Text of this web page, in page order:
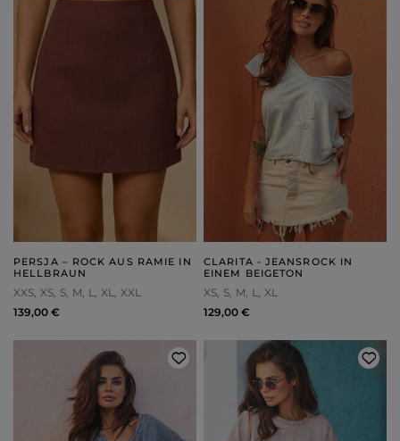
PERSJA – ROCK AUS RAMIE IN
HELLBRAUN
XXS XS S M L XL XXL
139,00 €
CLARITA - JEANSROCK IN
EINEM BEIGETON
XS S M L XL
129,00 €